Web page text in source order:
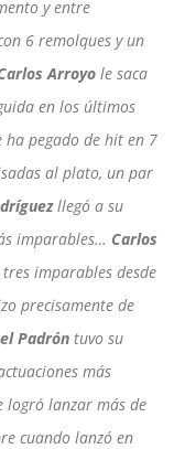
y entre
6 remolques y un
Arroyo le saca
en los últimos
ha pegado de hit en 7
al plato, un par
llegó a su
imparables… Carlos
imparables desde
precisamente de
Padrón tuvo su
más
logró lanzar más de
cuando lanzó en